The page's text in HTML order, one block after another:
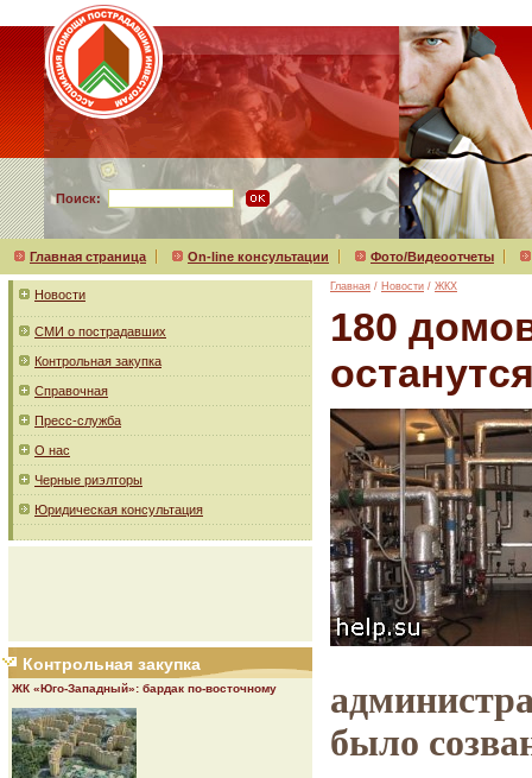
Поиск:
Главная страница On-line консультации Фото/Видеоотчеты
Новости
СМИ о пострадавших
Контрольная закупка
Справочная
Пресс-служба
О нас
Черные риэлторы
Юридическая консультация
Контрольная закупка
ЖК «Юго-Западный»: бардак по-восточному
Главная / Новости / ЖКХ
180
было